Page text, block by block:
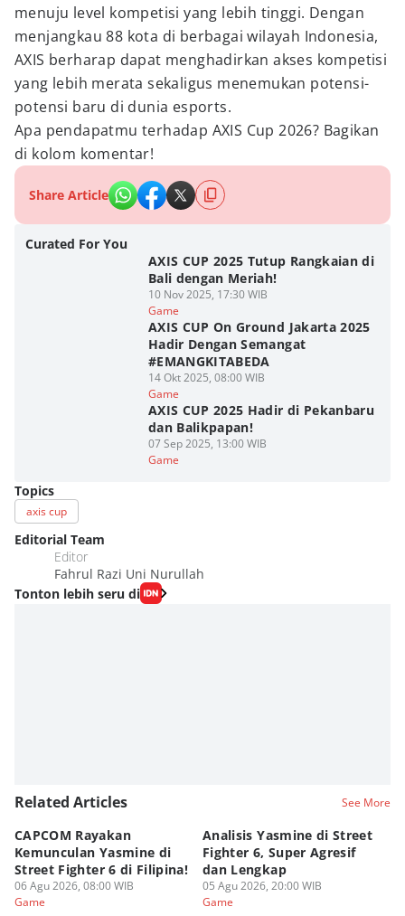
menuju level kompetisi yang lebih tinggi. Dengan
menjangkau 88 kota di berbagai wilayah Indonesia,
AXIS berharap dapat menghadirkan akses kompetisi
yang lebih merata sekaligus menemukan potensi-
potensi baru di dunia esports.
Apa pendapatmu terhadap AXIS Cup 2026? Bagikan
di kolom komentar!
Share Article
Curated For You
AXIS CUP 2025 Tutup Rangkaian di
Bali dengan Meriah!
10 Nov 2025, 17:30 WIB
Game
AXIS CUP On Ground Jakarta 2025
Hadir Dengan Semangat
#EMANGKITABEDA
14 Okt 2025, 08:00 WIB
Game
AXIS CUP 2025 Hadir di Pekanbaru
dan Balikpapan!
07 Sep 2025, 13:00 WIB
Game
Topics
axis cup
Editorial Team
Editor
Fahrul Razi Uni Nurullah
Tonton lebih seru di
Related Articles See More
CAPCOM Rayakan
Kemunculan Yasmine di
Street Fighter 6 di Filipina!
06 Agu 2026, 08:00 WIB
Game
Analisis Yasmine di Street
Fighter 6, Super Agresif
dan Lengkap
05 Agu 2026, 20:00 WIB
Game